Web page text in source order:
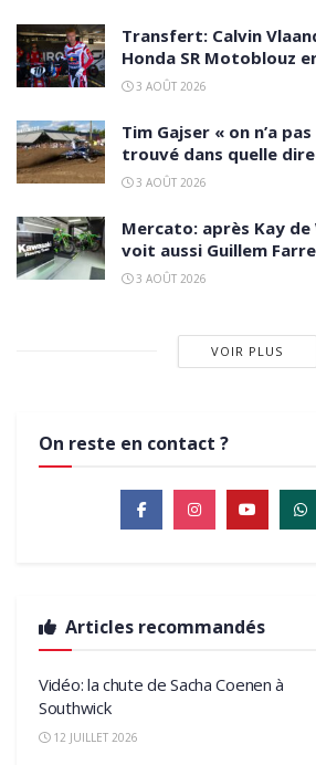
Transfert: Calvin
Honda SR Motoblouz
3 AOÛT 2026
Tim Gajser « on n’a
trouvé dans quelle
3 AOÛT 2026
Mercato: après Kay
voit aussi Guillem
3 AOÛT 2026
VOIR PLUS
On reste en contact ?
Articles recommandés
Vidéo: la chute de Sacha Coenen à
Southwick
12 JUILLET 2026